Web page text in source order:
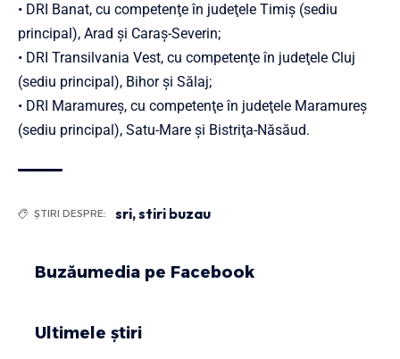
• DRI Banat, cu competenţe în judeţele Timiş (sediu
principal), Arad şi Caraş-Severin;
• DRI Transilvania Vest, cu competenţe în judeţele Cluj
(sediu principal), Bihor şi Sălaj;
• DRI Maramureş, cu competenţe în judeţele Maramureş
(sediu principal), Satu-Mare şi Bistriţa-Năsăud.
ȘTIRI DESPRE: sri,stiri buzau
Buzăumedia pe Facebook
Ultimele știri